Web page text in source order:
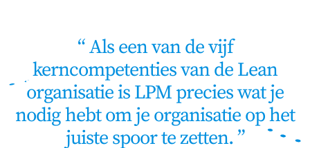
Als een van de vijf
kerncompetenties van de Lean
organisatie is LPM precies wat je
nodig hebt om je organisatie op het
juiste spoor te zetten.